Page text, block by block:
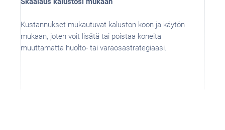
Kustannukset mukautuvat kaluston koon ja käytön
mukaan, joten voit lisätä tai poistaa koneita
muuttamatta huolto- tai varaosastrategiaasi.